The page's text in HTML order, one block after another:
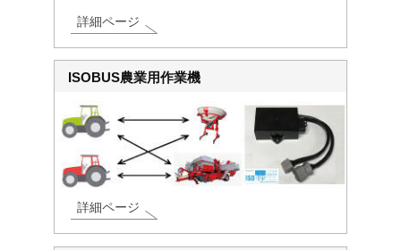
詳細ページ
ISOBUS農業用作業機
詳細ページ